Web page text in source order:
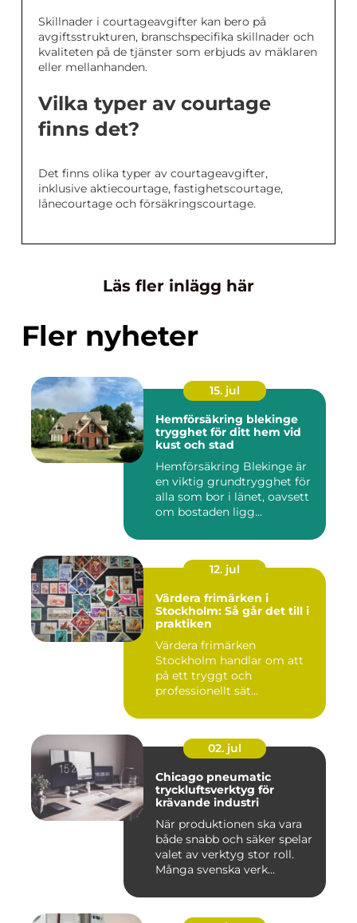
Skillnader i courtageavgifter kan bero på
avgiftsstrukturen, branschspecifika skillnader och
kvaliteten på de tjänster som erbjuds av mäklaren
eller mellanhanden.
Vilka typer av courtage
finns det?
Det finns olika typer av courtageavgifter,
inklusive aktiecourtage, fastighetscourtage,
lånecourtage och försäkringscourtage.
Läs fler inlägg här
Fler nyheter
15. jul
Hemförsäkring blekinge
trygghet för ditt hem vid
kust och stad
Hemförsäkring Blekinge är
en viktig grundtrygghet för
alla som bor i länet, oavsett
om bostaden ligg...
12. jul
Värdera frimärken i
Stockholm: Så går det till i
praktiken
Värdera frimärken
Stockholm handlar om att
på ett tryggt och
professionellt sät...
02. jul
Chicago pneumatic
tryckluftsverktyg för
krävande industri
När produktionen ska vara
både snabb och säker spelar
valet av verktyg stor roll.
Många svenska verk...